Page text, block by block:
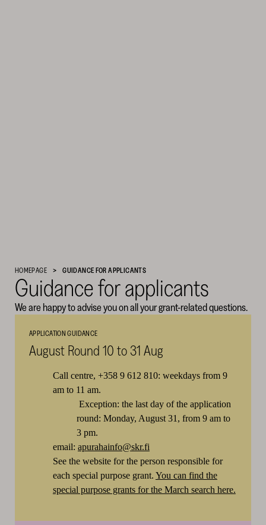
Cultural
Foundation
–
HOMEPAGE GUIDANCE FOR APPLICANTS
Guidance for applicants
We are happy to advise you on all your grant-related questions.
APPLICATION GUIDANCE
August Round 10 to 31 Aug
Call centre, +358 9 612 810: weekdays from 9
am to 11 am.
Exception: the last day of the application
round: Monday, August 31, from 9 am to
3 pm.
email: apurahainfo@skr.fi
See the website for the person responsible for
each special purpose grant. You can find the
special purpose grants for the March search here.